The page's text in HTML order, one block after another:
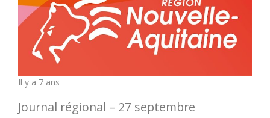
Il y a 7 ans
Journal régional – 27 septembre